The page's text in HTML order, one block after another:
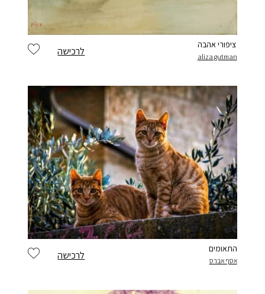
לרכישה
ציפורי אהבה
aliza gutman
לרכישה
התאומים
אסף אברס